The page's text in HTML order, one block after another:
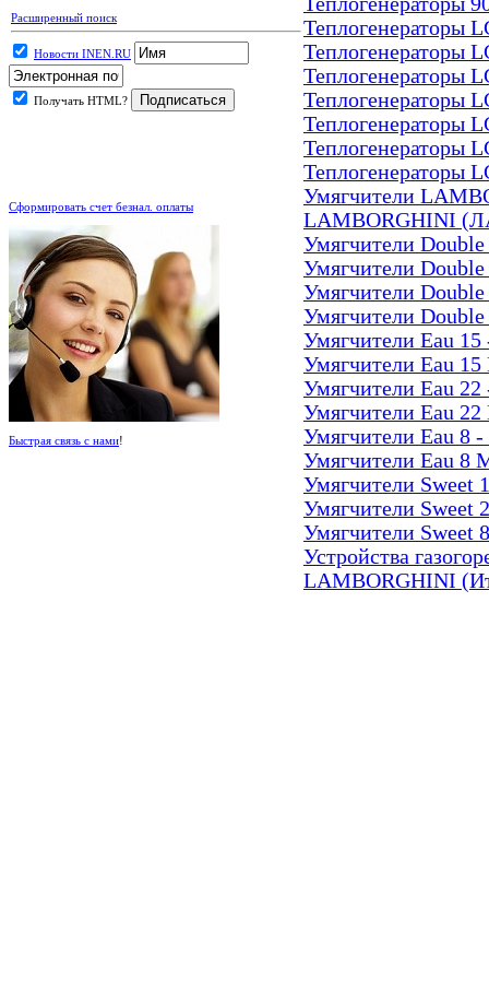
Расширенный поиск
Новости INEN.RU
Получать HTML?
Сформировать счет безнал. оплаты
Быстрая связь с нами!
Теплогенераторы
Теплогенераторы
Теплогенераторы
Теплогенераторы
Теплогенераторы
Теплогенераторы
Теплогенераторы
Умягчители
LAMBORGHINI
Умягчители
Умягчители
Умягчители
Умягчители
Умягчители Eau
Умягчители Eau
Умягчители Eau
Умягчители Eau
Умягчители Eau
Умягчители Eau
Умягчители
Умягчители
Умягчители
Устройства
LAMBORGHINI